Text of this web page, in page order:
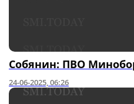
Собянин: ПВО
24-06-2025, 06:26